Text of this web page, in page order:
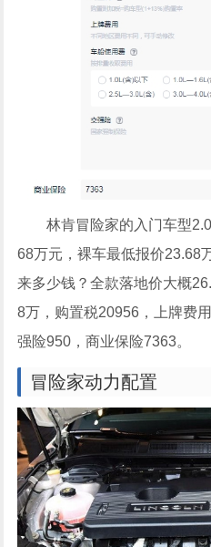
林肯冒险家的入门车型
68万元，裸车最低报价23.68
来多少钱？全款落地价大概
8万，购置税20956，上牌费
强险950，商业保险7363。
冒险家动力配置